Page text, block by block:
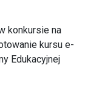
konkursie na
kursu e-
Edukacyjnej